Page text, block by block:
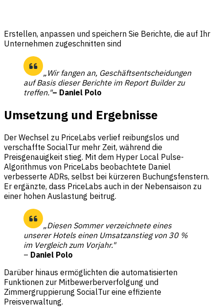
Erstellen, anpassen und speichern Sie Berichte, die auf Ihr
Unternehmen zugeschnitten sind
„Wir fangen an, Geschäftsentscheidungen
auf Basis dieser Berichte im Report Builder zu
treffen."– Daniel Polo
Umsetzung und Ergebnisse
Der Wechsel zu PriceLabs verlief reibungslos und
verschaffte SocialTur mehr Zeit, während die
Preisgenauigkeit stieg. Mit dem Hyper Local Pulse-
Algorithmus von PriceLabs beobachtete Daniel
verbesserte ADRs, selbst bei kürzeren Buchungsfenstern.
Er ergänzte, dass PriceLabs auch in der Nebensaison zu
einer hohen Auslastung beitrug.
„Diesen Sommer verzeichnete eines
unserer Hotels einen Umsatzanstieg von 30 %
im Vergleich zum Vorjahr."
– Daniel Polo
Darüber hinaus ermöglichten die automatisierten
Funktionen zur Mitbewerberverfolgung und
Zimmergruppierung SocialTur eine effiziente
Preisverwaltung.